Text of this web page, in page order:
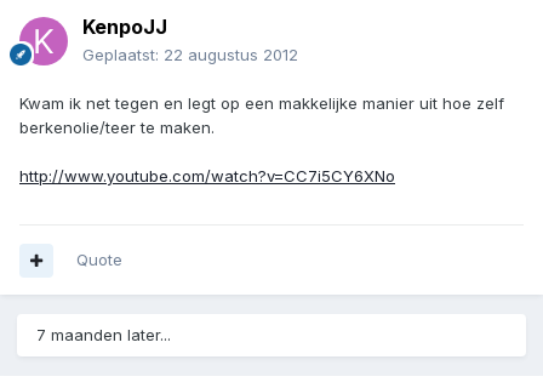
KenpoJJ
Geplaatst: 22 augustus 2012
Kwam ik net tegen en legt op een makkelijke manier uit hoe zelf
berkenolie/teer te maken.
http://www.youtube.com/watch?v=CC7i5CY6XNo
Quote
7 maanden later...